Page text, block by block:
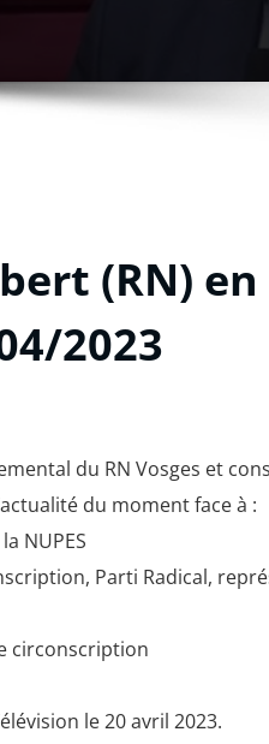
(RN)
2023
du RN Vosges et
du moment face à :
NUPES
Parti Radical,
circonscription
le 20 avril 2023.